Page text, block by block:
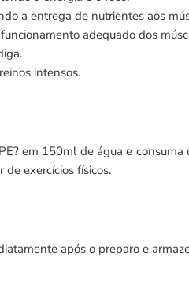
a entrega de nutrientes aos
adequado dos
intensos.
em 150ml de água e
exercícios físicos.
após o preparo e